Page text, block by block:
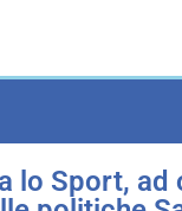
lo Sport,